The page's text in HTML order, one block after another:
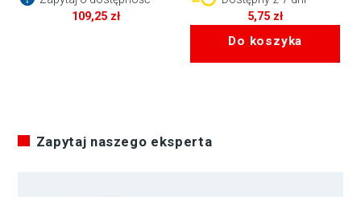
109,25 zł
5,75 zł
Do koszyka
Zapytaj naszego eksperta